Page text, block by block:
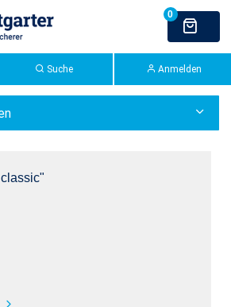
Suche Anmelden
Extranet: bAV